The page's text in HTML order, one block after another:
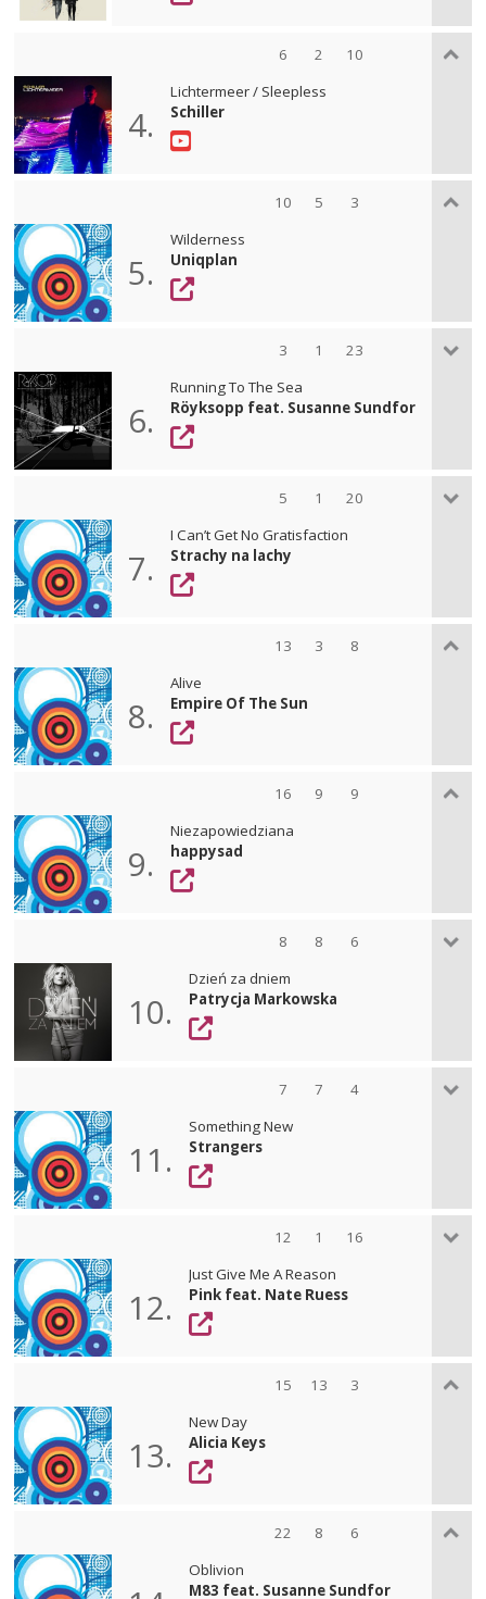
6 2 10
4.
Lichtermeer / Sleepless
Schiller
10 5 3
5.
Wilderness
Uniqplan
3 1 23
6.
Running To The Sea
Röyksopp feat. Susanne Sundfor
5 1 20
7.
I Can’t Get No Gratisfaction
Strachy na lachy
13 3 8
8.
Alive
Empire Of The Sun
16 9 9
9.
Niezapowiedziana
happysad
8 8 6
10.
Dzień za dniem
Patrycja Markowska
7 7 4
11.
Something New
Strangers
12 1 16
12.
Just Give Me A Reason
Pink feat. Nate Ruess
15 13 3
13.
New Day
Alicia Keys
22 8 6
Oblivion
M83 feat. Susanne Sundfor